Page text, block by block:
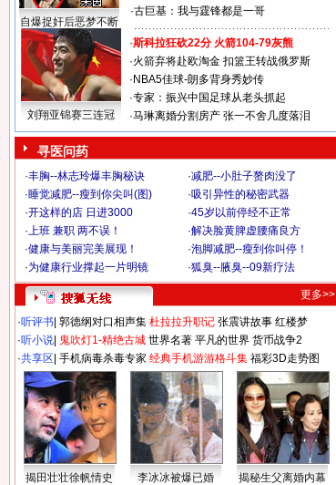
自爆捉奸后恶梦不断
·古巨基：我与霆锋都是一哥
刘翔亚锦赛三连冠
·斯科拉狂砍22分 火箭104-79灰熊
·火箭弃将赴欧淘金 扣篮王转战俄罗斯
· NBA5佳球-朗多背身秀妙传
·专家：振兴中国足球从老头抓起
·马琳离婚分割房产 张一不舍几度落泪
寻医问药
·丰胸--林志玲爆丰胸秘诀 ·减肥--小肚子赘肉没了
·睡觉减肥--瘦到你尖叫(图) ·吸引异性的秘密武器
·开这样的店 日进3000 ·45岁以前停经不正常
·上班 兼职 两不误！ ·解决脸黄脾虚腰痛良方
·健康与美丽完美展现！ ·泡脚减肥--瘦到你叫停！
·为健康行业撑起一片明镜 ·狐臭--腋臭--09新疗法
更多>>
·听评书 郭德纲对口相声集 杜拉拉升职记 张震讲故事 红楼梦
·听小说 鬼吹灯1-精绝古城 世界名著 平凡的世界 货币战争2
·共享区 手机病毒杀毒专家 经典手机游游格斗集 福彩3D走势图
揭田壮壮徐帆情史 李冰冰被爆已婚
揭秘生父离婚内幕